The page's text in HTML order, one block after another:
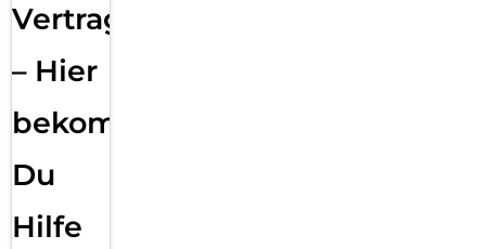
Vertragsabwicklung
– Hier
bekommst
Du
Hilfe